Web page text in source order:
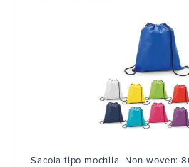
Sacola tipo mochila. Non-woven: